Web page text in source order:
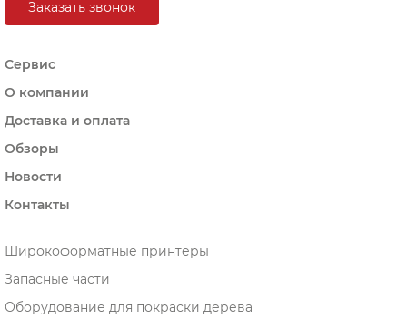
Заказать звонок
Сервис
О компании
Доставка и оплата
Обзоры
Новости
Контакты
Широкоформатные принтеры
Запасные части
Оборудование для покраски дерева